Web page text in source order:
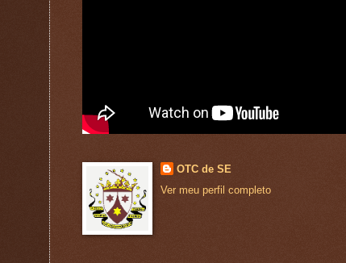
OTC de SE
Ver meu perfil completo